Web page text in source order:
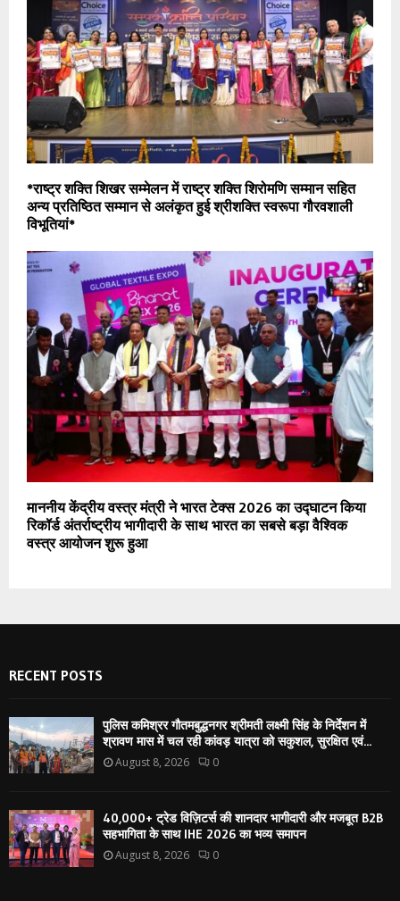
*राष्ट्र शक्ति शिखर सम्मेलन में राष्ट्र शक्ति शिरोमणि सम्मान सहित
अन्य प्रतिष्ठित सम्मान से अलंकृत हुई श्रीशक्ति स्वरूपा गौरवशाली
विभूतियां*
माननीय केंद्रीय वस्त्र मंत्री ने भारत टेक्स 2026 का उद्घाटन किया
रिकॉर्ड अंतर्राष्ट्रीय भागीदारी के साथ भारत का सबसे बड़ा वैश्विक
वस्त्र आयोजन शुरू हुआ
RECENT POSTS
पुलिस कमिश्रर गौतमबुद्धनगर श्रीमती लक्ष्मी सिंह के निर्देशन में
श्रावण मास में चल रही कांवड़ यात्रा को सकुशल, सुरक्षित एवं...
August 8, 2026 0
40,000+ ट्रेड विज़िटर्स की शानदार भागीदारी और मजबूत B2B
सहभागिता के साथ IHE 2026 का भव्य समापन
August 8, 2026 0